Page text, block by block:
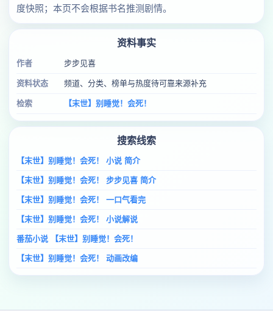
度快照；本页不会根据书名推测剧情。
资料事实
作者 步步见喜
资料状态 频道、分类、榜单与热度待可靠来源补充
检索 【末世】别睡觉！会死！
搜索线索
【末世】别睡觉！会死！ 小说 简介
【末世】别睡觉！会死！ 步步见喜 简介
【末世】别睡觉！会死！ 一口气看完
【末世】别睡觉！会死！ 小说解说
番茄小说 【末世】别睡觉！会死！
【末世】别睡觉！会死！ 动画改编